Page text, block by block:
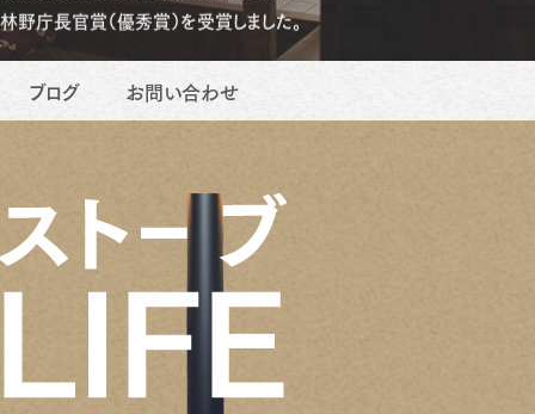
林野庁長官賞（優秀賞）を受賞しました。
ブログ お問い合わせ